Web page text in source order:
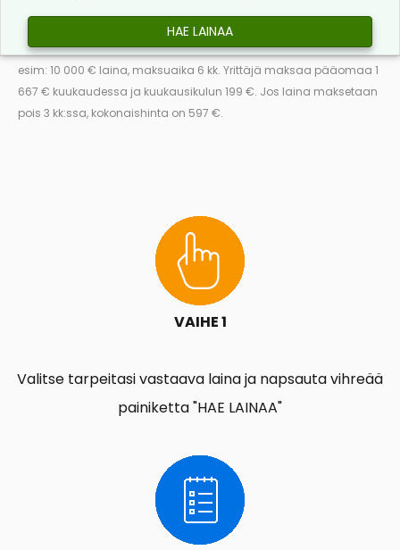
HAE LAINAA
esim: 10 000 € laina, maksuaika 6 kk. Yrittäjä maksaa pääomaa 1
667 € kuukaudessa ja kuukausikulun 199 €. Jos laina maksetaan
pois 3 kk:ssa, kokonaishinta on 597 €.
VAIHE 1
Valitse tarpeitasi vastaava laina ja napsauta vihreää
painiketta "HAE LAINAA"